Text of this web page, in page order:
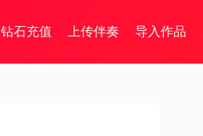
钻石充值 上传伴奏 导入作品